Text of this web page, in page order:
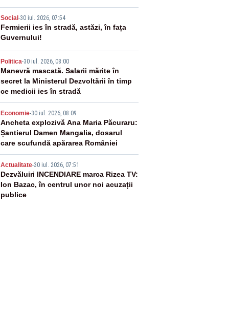
Social -30 iul. 2026, 07:54
Fermierii ies în stradă, astăzi, în fața
Guvernului!
Politica-30 iul. 2026, 08:00
Manevră mascată. Salarii mărite în
secret la Ministerul Dezvoltării în timp
ce medicii ies în stradă
Economie-30 iul. 2026, 08:09
Ancheta explozivă Ana Maria Păcuraru:
Șantierul Damen Mangalia, dosarul
care scufundă apărarea României
Actualitate-30 iul. 2026, 07:51
Dezvăluiri INCENDIARE marca Rizea TV:
Ion Bazac, în centrul unor noi acuzații
publice